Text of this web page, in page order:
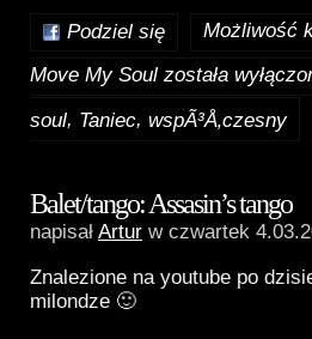
Podziel się Możliwość
Move My Soul została
soul, Taniec, wspÃ³Å‚czesny
Balet/tango: Assasin’s tango
napisał Artur w czwartek
Znalezione na youtube po
milondze 🙂